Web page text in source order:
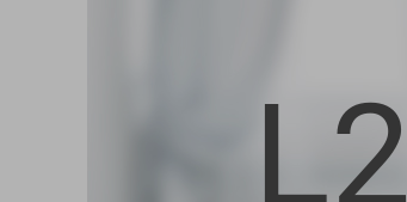
L2